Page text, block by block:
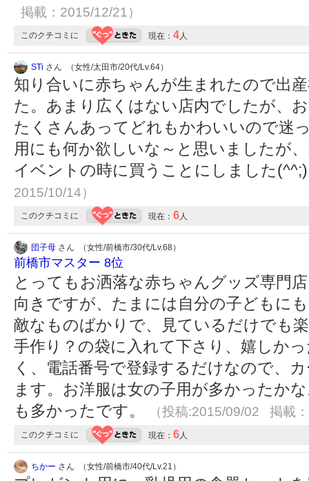
掲載：2015/12/21）
このクチコミに 現在： 4人
STi さん （女性/太田市/20代/Lv.64）
知り合いに赤ちゃんが生まれたので出
た。あまり広くはない店内でしたが、
たくさんあってどれもかわいいので迷
用にも何か欲しいな～と思いましたが
イベントの時に買うことにしました
2015/10/14）
このクチコミに 現在： 6人
団子母 さん （女性/前橋市/30代/Lv.68）
前橋市マスター 8位
とってもお洒落な赤ちゃんグッズ専門
向きですが、たまには自分の子どもに
敵なものばかりで、見ているだけでも
手作り？の袋に入れて下さり、嬉しか
く、電話番号で登録するだけなので、
ます。お洋服は女の子用が多かったか
も多かったです。
（投稿:2015/09/02 掲載
このクチコミに 現在： 6人
ちかー さん （女性/前橋市/40代/Lv.21）